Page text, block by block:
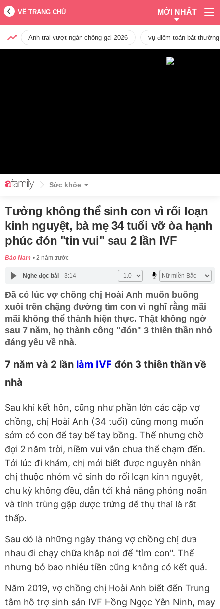
VỀ TRANG CHỦ MỚI NHẤT
Anh trai vượt ngàn chông gai 2026 vụ điểm toán bất
Sức khỏe
Tưởng không thể sinh con vì rối loạn
kinh nguyệt, bà mẹ 34 tuổi vỡ òa hạnh
phúc đón "tin vui" sau 2 lần IVF
Bảo Nam 2 năm trước
Nghe đọc bài 3:14
Đã có lúc vợ chồng chị Hoài Anh muốn buông
xuôi trên chặng đường tìm con vì nghĩ rằng mãi
mãi không thể thành hiện thực. Thật không ngờ
sau 7 năm, họ thành công "đón" 3 thiên thần nhỏ
đáng yêu về nhà.
7 năm và 2 lần làm IVF đón 3 thiên thần về
nhà
Sau khi kết hôn, cũng như phần lớn các cặp vợ
chồng, chị Hoài Anh (34 tuổi) cũng mong muốn
sớm có con để tay bế tay bồng. Thế nhưng chờ
đợi 2 năm trời, niềm vui vẫn chưa thể chạm đến.
Tới lúc đi khám, chị mới biết được nguyên nhân
chị thuộc nhóm vô sinh do rối loạn kinh nguyệt,
chu kỳ không đều, dẫn tới khả năng phóng noãn
và tinh trùng gặp được trứng để thụ thai là rất
thấp.
Sau đó là những ngày tháng vợ chồng chị đưa
nhau đi chạy chữa khắp nơi để "tìm con". Thế
nhưng bỏ bao nhiêu tiền cũng không có kết quả.
Năm 2019, vợ chồng chị Hoài Anh biết đến Trung
tâm hỗ trợ sinh sản IVF Hồng Ngọc Yên Ninh, may